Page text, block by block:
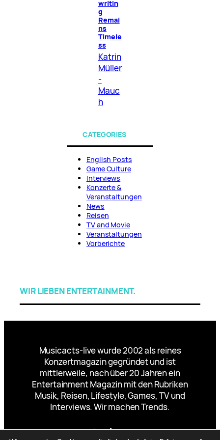
writin
g
Remai
ns
Timele
ss
Katrin
Müller
-
Mauc
h
CATEGORIES
English Posts
Game Culture
Interviews
Konzerte &
Veranstaltungen
News
Reisen
TV and Movie
Veranstaltungen
Vorberichte
WIR LIEBEN ENTERTAINMENT.
Musicacts-live wurde 2002 als reines
Konzertmagazin gegründet und ist
mittlerweile, nach über 20 Jahren ein
Entertainment Magazin mit den Rubriken
Musik, Reisen, Lifestyle, Games, TV und
Interviews. Wir machen Trends.
Facebook
Instagram
TikTok
YouTube
X